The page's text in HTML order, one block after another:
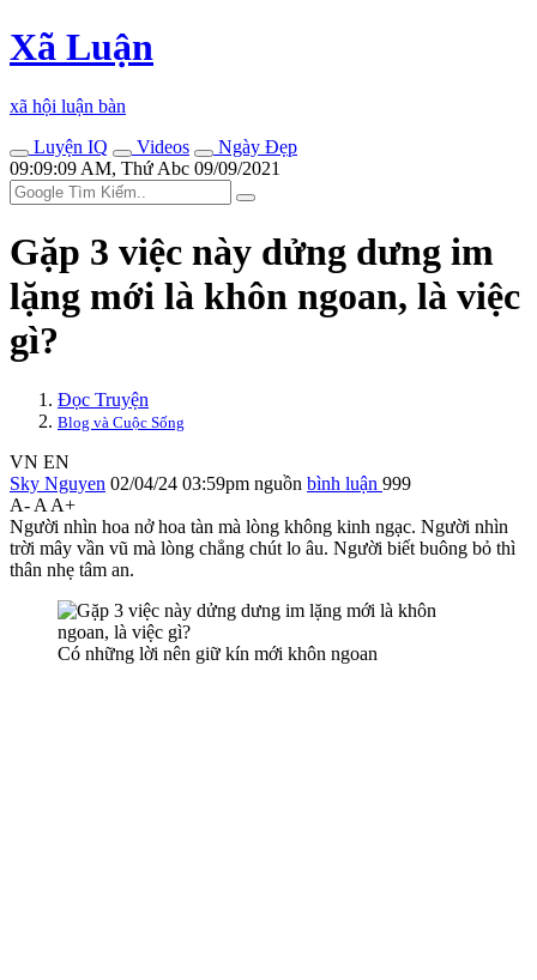
Xã Luận
xã hội luận bàn
Luyện IQ
Videos
Ngày Đẹp
09:09:09 AM, Thứ Abc 09/09/2021
Gặp 3 việc này dửng dưng im
lặng mới là khôn ngoan, là việc
gì?
Đọc Truyện
Blog và Cuộc Sống
VN EN
Sky Nguyen 02/04/24 03:59pm nguồn bình luận 999
A- A A+
Người nhìn hoa nở hoa tàn mà lòng không kinh ngạc. Người nhìn
trời mây vần vũ mà lòng chẳng chút lo âu. Người biết buông bỏ thì
thân nhẹ tâm an.
Có những lời nên giữ kín mới khôn ngoan